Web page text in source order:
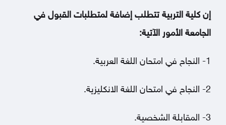
إن كلية التربية تتطلب إضافة لمتطلبات القبول في
الجامعة الأمور الآتية:
1- النجاح في امتحان اللغة العربية.
2- النجاح في امتحان اللغة الانكليزية.
3- المقابلة الشخصية.